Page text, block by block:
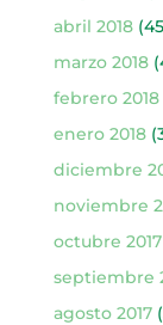
abril 2018
marzo 2018
febrero 2018
enero 2018
diciembre
noviembre
octubre 2017
septiembre
agosto 2017